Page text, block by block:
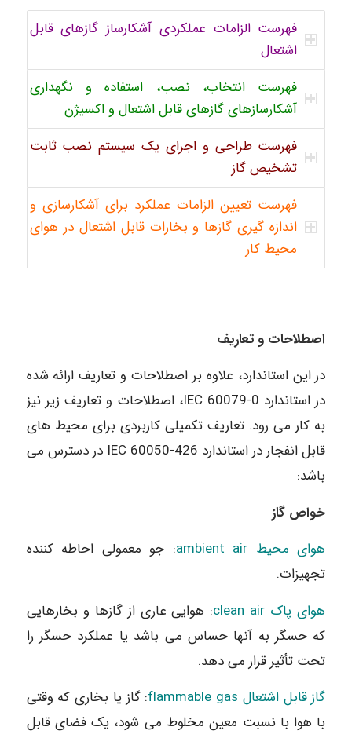
فهرست الزامات عملکردی آشکارساز گازهای قابل
اشتعال
فهرست انتخاب، نصب، استفاده و نگهداری
آشکارسازهای گازهای قابل اشتعال و اکسیژن
فهرست طراحی و اجرای یک سیستم نصب ثابت
تشخیص گاز
فهرست تعیین الزامات عملکرد برای آشکارسازی و
اندازه گیری گازها و بخارات قابل اشتعال در هوای
محیط کار
اصطلاحات و تعاریف
در این استاندارد، علاوه بر اصطلاحات و تعاریف ارائه شده
در استاندارد 0-60079 IEC، اصطلاحات و تعاریف زیر نیز
به کار می رود. تعاریف تکمیلی کاربردی برای محیط های
قابل انفجار در استاندارد 426-60050 IEC در دسترس می
باشد:
خواص گاز
هوای محیط ambient air
: جو معمولی احاطه کننده
تجهیزات.
هوای پاک clean air
: هوایی عاری از گازها و بخارهایی
که حسگر به آنها حساس می باشد یا عملکرد حسگر را
تحت تأثیر قرار می دهد.
گاز قابل اشتعال flammable gas
: گاز یا بخاری که وقتی
با هوا با نسبت معین مخلوط می شود، یک فضای قابل